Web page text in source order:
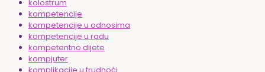
kolostrum
kompetencije
kompetencije u odnosima
kompetencije u radu
kompetentno dijete
kompjuter